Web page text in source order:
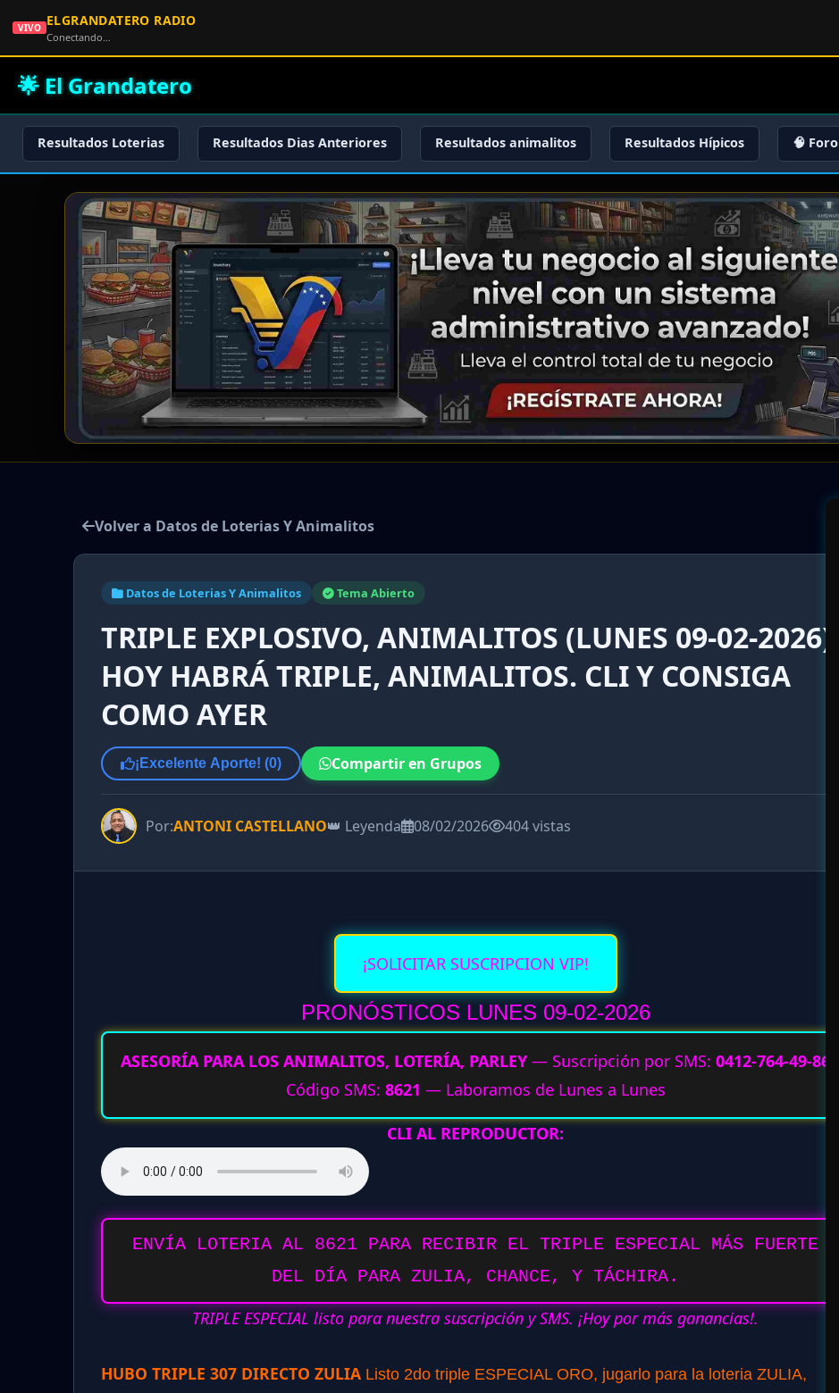
🌟 El Grandatero
Resultados Loterias Resultados Dias Anteriores Resultados animalitos Resultados Hípicos 🧠 Foro
Volver a Datos de Loterias Y Animalitos
Datos de Loterias Y Animalitos Tema Abierto
TRIPLE EXPLOSIVO, ANIMALITOS (LUNES 09-02-2026)
HOY HABRÁ TRIPLE, ANIMALITOS. CLI Y CONSIGA
COMO AYER
¡Excelente Aporte! (0) Compartir en Grupos
Por:ANTONI CASTELLANO👑 Leyenda 08/02/2026 404 vistas
¡SOLICITAR SUSCRIPCION VIP!
PRONÓSTICOS LUNES 09-02-2026
ASESORÍA PARA LOS ANIMALITOS, LOTERÍA, PARLEY — Suscripción por SMS: 0412-764-49-86
Código SMS: 8621 — Laboramos de Lunes a Lunes
CLI AL REPRODUCTOR:
ENVÍA LOTERIA AL 8621 PARA RECIBIR EL TRIPLE ESPECIAL MÁS FUERTE
DEL DÍA PARA ZULIA, CHANCE, Y TÁCHIRA.
TRIPLE ESPECIAL listo para nuestra suscripción y SMS. ¡Hoy por más ganancias!.
HUBO TRIPLE 307 DIRECTO ZULIA Listo 2do triple ESPECIAL ORO, jugarlo para la loteria ZULIA,
VIVO ELGRANDATERO RADIO
Conectando…